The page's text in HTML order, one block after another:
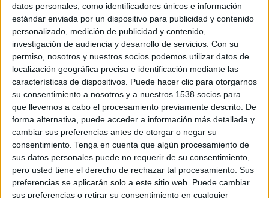
datos personales, como identificadores únicos e información
estándar enviada por un dispositivo para publicidad y contenido
personalizado, medición de publicidad y contenido,
investigación de audiencia y desarrollo de servicios. Con su
permiso, nosotros y nuestros socios podemos utilizar datos de
localización geográfica precisa e identificación mediante las
características de dispositivos. Puede hacer clic para otorgarnos
su consentimiento a nosotros y a nuestros 1538 socios para
que llevemos a cabo el procesamiento previamente descrito. De
forma alternativa, puede acceder a información más detallada y
cambiar sus preferencias antes de otorgar o negar su
consentimiento. Tenga en cuenta que algún procesamiento de
sus datos personales puede no requerir de su consentimiento,
pero usted tiene el derecho de rechazar tal procesamiento. Sus
preferencias se aplicarán solo a este sitio web. Puede cambiar
sus preferencias o retirar su consentimiento en cualquier
La compañía especializada en soluciones de
publicidad exterior digital, refuerza su
equipo con la incorporación de Enrique
Castillo Serrano como nuevo senior sales
manager
Castillo Serrano, nuevo senior sales manager de
Bidiscount, cuenta con más de trece años de
experiencia en publicidad digital y ha trabajado
para compañías como SunMedia y Smartclip,
dentro del entorno de redes y ad networks. Más
adelante dio el salto a S4M y también formó
parte de Integral Ad Science, compañía
especializada en verificación y medición de